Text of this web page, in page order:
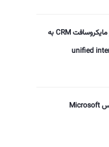
بررسی کلی نحوه نمایش نرم افزار مایکروسافت CRM به
لیست قیمت نرم افزار فیلد سرویس Microsoft